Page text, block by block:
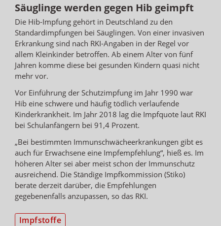
Säuglinge werden gegen Hib geimpft
Die Hib-Impfung gehört in Deutschland zu den
Standardimpfungen bei Säuglingen. Von einer invasiven
Erkrankung sind nach RKI-Angaben in der Regel vor
allem Kleinkinder betroffen. Ab einem Alter von fünf
Jahren komme diese bei gesunden Kindern quasi nicht
mehr vor.
Vor Einführung der Schutzimpfung im Jahr 1990 war
Hib eine schwere und häufig tödlich verlaufende
Kinderkrankheit. Im Jahr 2018 lag die Impfquote laut RKI
bei Schulanfängern bei 91,4 Prozent.
„Bei bestimmten Immunschwächeerkrankungen gibt es
auch für Erwachsene eine Impfempfehlung“, hieß es. Im
höheren Alter sei aber meist schon der Immunschutz
ausreichend. Die Ständige Impfkommission (Stiko)
berate derzeit darüber, die Empfehlungen
gegebenenfalls anzupassen, so das RKI.
Impfstoffe